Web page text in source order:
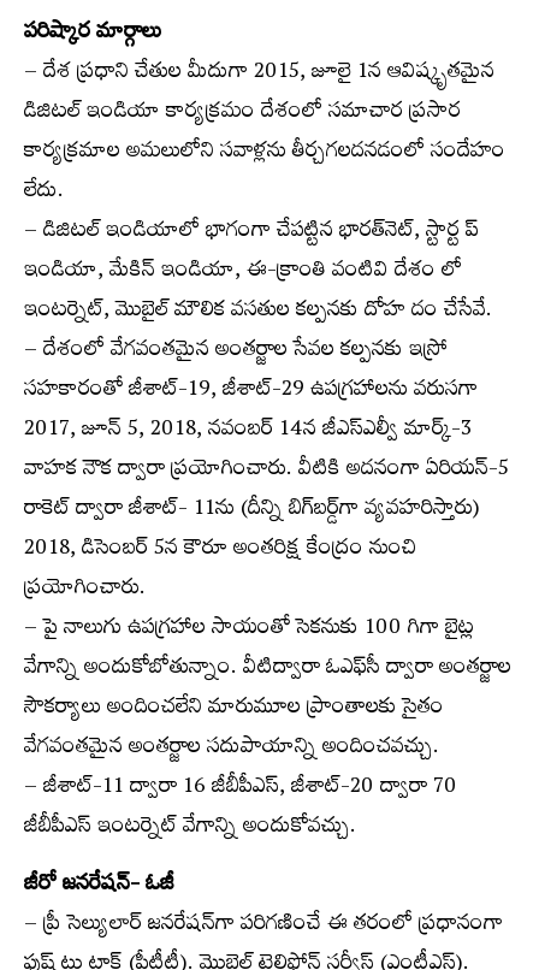
పరిష్కార మార్గాలు
– దేశ ప్రధాని చేతుల మీదుగా 2015, జూలై 1న ఆవిష్కృతమైన
డిజిటల్ ఇండియా కార్యక్రమం దేశంలో సమాచార ప్రసార
కార్యక్రమాల అమలులోని సవాళ్లను తీర్చగలదనడంలో సందేహం
లేదు.
– డిజిటల్ ఇండియాలో భాగంగా చేపట్టిన భారత్‌నెట్, స్టార్ట ప్
ఇండియా, మేకిన్ ఇండియా, ఈ-క్రాంతి వంటివి దేశం లో
ఇంటర్నెట్, మొబైల్ మౌలిక వసతుల కల్పనకు దోహ దం చేసేవే.
– దేశంలో వేగవంతమైన అంతర్జాల సేవల కల్పనకు ఇస్రో
సహకారంతో జీశాట్-19, జీశాట్-29 ఉపగ్రహాలను వరుసగా
2017, జూన్ 5, 2018, నవంబర్ 14న జీఎస్‌ఎల్వీ మార్క్-3
వాహక నౌక ద్వారా ప్రయోగించారు. వీటికి అదనంగా ఏరియన్-5
రాకెట్ ద్వారా జీశాట్- 11ను (దీన్ని బిగ్‌బర్డ్‌గా వ్యవహరిస్తారు)
2018, డిసెంబర్ 5న కౌరూ అంతరిక్ష కేంద్రం నుంచి
ప్రయోగించారు.
– పై నాలుగు ఉపగ్రహాల సాయంతో సెకనుకు 100 గిగా బైట్ల
వేగాన్ని అందుకోబోతున్నాం. వీటిద్వారా ఓఎఫ్‌సీ ద్వారా అంతర్జాల
సౌకర్యాలు అందించలేని మారుమూల ప్రాంతాలకు సైతం
వేగవంతమైన అంతర్జాల సదుపాయాన్ని అందించవచ్చు.
– జీశాట్-11 ద్వారా 16 జీబీపీఎస్, జీశాట్-20 ద్వారా 70
జీబీపీఎస్ ఇంటర్నెట్ వేగాన్ని అందుకోవచ్చు.
జీరో జనరేషన్- ఓజీ
– ప్రీ సెల్యులార్ జనరేషన్‌గా పరిగణించే ఈ తరంలో ప్రధానంగా